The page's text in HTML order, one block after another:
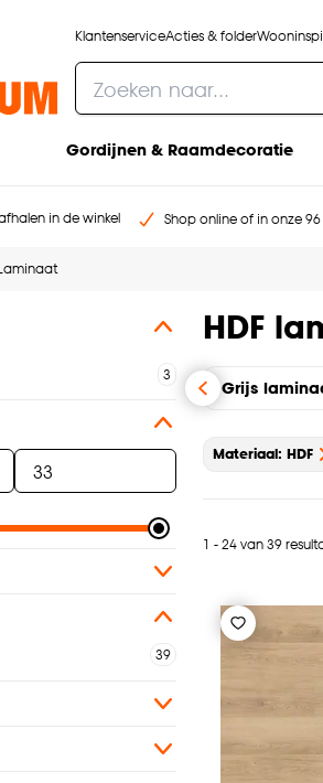
KlantenserviceActies & folder
Gordijnen & Raamdecoratie
in de winkel Shop online of in onze 96
HDF
Grijs
Materiaal: HDF
1 - 24 van 39